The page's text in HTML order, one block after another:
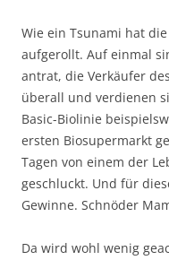
Wie ein Tsunami hat
aufgerollt. Auf einmal
antrat, die Verkäufer
überall und verdienen
Basic-Biolinie
ersten Biosupermarkt
Tagen von einem der
geschluckt. Und für
Gewinne. Schnöder
Da wird wohl wenig